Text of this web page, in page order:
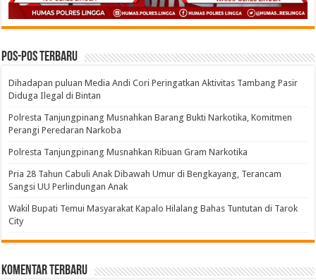
Pos-pos Terbaru
Dihadapan puluan Media Andi Cori Peringatkan Aktivitas Tambang Pasir
Diduga Ilegal di Bintan
Polresta Tanjungpinang Musnahkan Barang Bukti Narkotika, Komitmen
Perangi Peredaran Narkoba
Polresta Tanjungpinang Musnahkan Ribuan Gram Narkotika
Pria 28 Tahun Cabuli Anak Dibawah Umur di Bengkayang, Terancam
Sangsi UU Perlindungan Anak
Wakil Bupati Temui Masyarakat Kapalo Hilalang Bahas Tuntutan di Tarok
City
Komentar Terbaru